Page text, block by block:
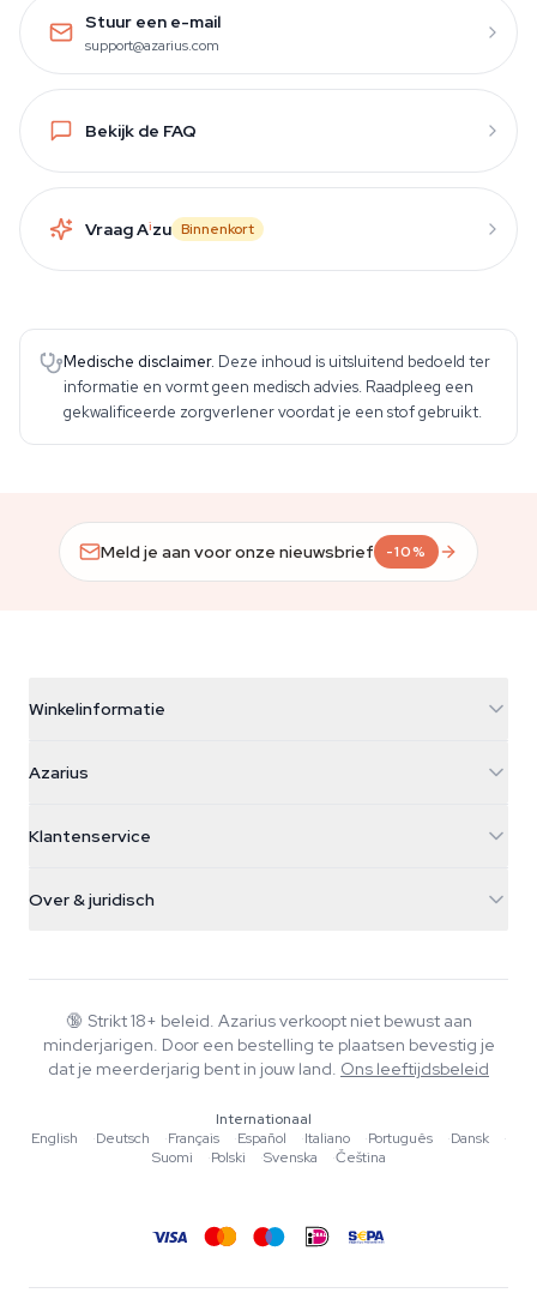
Stuur een e-mail
support@azarius.com
Bekijk de FAQ
Vraag Aizu Binnenkort
Medische disclaimer. Deze inhoud is uitsluitend bedoeld ter
informatie en vormt geen medisch advies. Raadpleeg een
gekwalificeerde zorgverlener voordat je een stof gebruikt.
Meld je aan voor onze nieuwsbrief -10%
Winkelinformatie
Galvaniweg 11
Nederland
+31(0)204897914
Azarius
Smokeshop
Klantenservice
Retourbeleid
Veelgestelde vragen
Privacybeleid
Over & juridisch
Wiki
Schrijvers
Tools & Calculators
🔞 Strikt 18+ beleid. Azarius verkoopt niet bewust aan
minderjarigen. Door een bestelling te plaatsen bevestig je
dat je meerderjarig bent in jouw land. Ons leeftijdsbeleid
Internationaal
English
·Deutsch ·Français ·Español ·Italiano ·Português ·Dansk
·
Suomi
·Polski ·Svenska ·Čeština